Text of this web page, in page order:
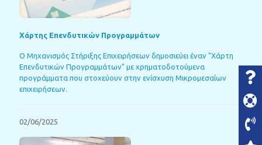
Χάρτης Επενδυτικών Προγραμμάτων
Ο Μηχανισμός Στήριξης Επιχειρήσεων δημοσιεύει έναν "Χάρτη
Επενδυτικών Προγραμμάτων" με χρηματοδοτούμενα
προγράμματα που στοχεύουν στην ενίσχυση Μικρομεσαίων
επιχειρήσεων.
02/06/2025